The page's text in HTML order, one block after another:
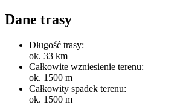
Dane trasy
Długość trasy:
ok. 33 km
Całkowite wzniesienie terenu:
ok. 1500 m
Całkowity spadek terenu:
ok. 1500 m